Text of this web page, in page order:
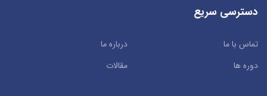
دسترسی سریع
تماس با ما
درباره ما
دوره ها
مقالات